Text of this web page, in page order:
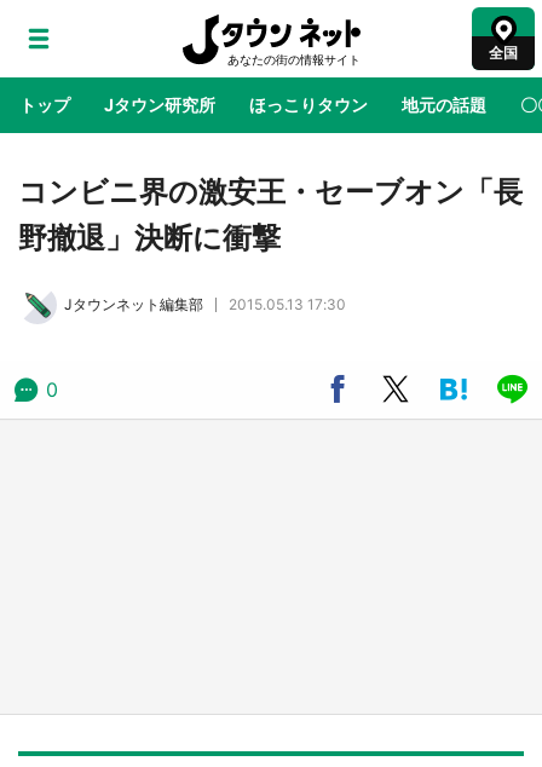
全国
トップ Jタウン研究所 ほっこりタウン 地元の話題 〇
地域×二次元 絶景 あの時はありがとう 物語がはじ
ラボ 作品の世界観通じて「小児がん」学べる
鳥取・境港「ゲゲゲの妖怪楽園」限定だった鬼
太郎グッズ買える 銀座・博品館TOY PARKへ
コンビニ界の激安王・セーブオン「長
野撤退」決断に衝撃
Jタウンネット編集部 2015.05.13 17:30
0